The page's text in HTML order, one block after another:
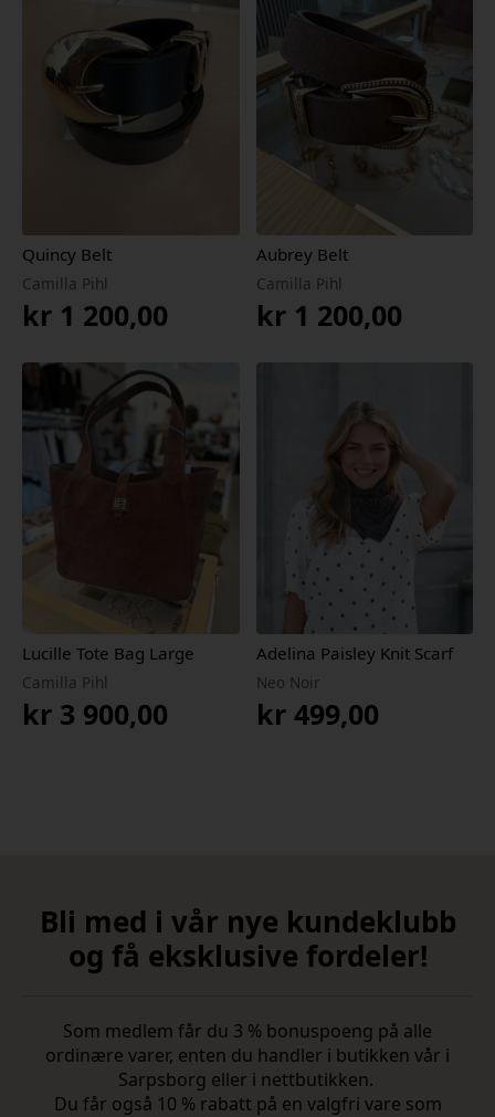
Quincy Belt
Camilla Pihl
kr 1 200,00
Aubrey Belt
Camilla Pihl
kr1 200,00
Lucille Tote Bag Large
Camilla Pihl
kr 3 900,00
Adelina Paisley Knit Scarf
Neo Noir
kr499,00
Bli med i vår nye kundeklubb
og få eksklusive fordeler!
Som medlem får du 3 % bonuspoeng på alle
ordinære varer, enten du handler i butikken vår i
Sarpsborg eller i nettbutikken.
Du får også 10 % rabatt på en valgfri vare som